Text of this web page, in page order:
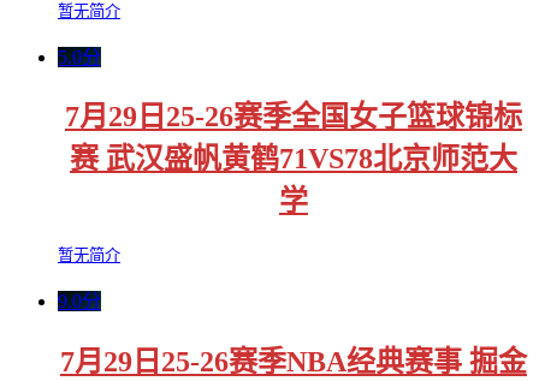
暂无简介
5.0分
7月29日25-26赛季全国女子篮球锦标
赛 武汉盛帆黄鹤71VS78北京师范大
学
暂无简介
9.0分
7月29日25-26赛季NBA经典赛事 掘金